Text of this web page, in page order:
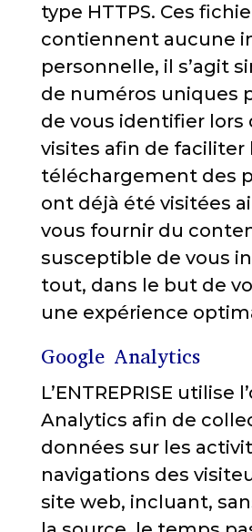
type HTTPS. Ces
contiennent aucune
personnelle, il s’agit
de numéros uniques
de vous identifier lors
visites afin de faciliter
téléchargement des
ont déjà été visitées
vous fournir du
susceptible de vous
tout, dans le but de
une expérience
Google Analytics
L’ENTREPRISE utilise
Analytics afin de
données sur les
navigations des
site web, incluant,